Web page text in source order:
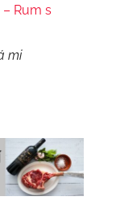
Rum s
mi